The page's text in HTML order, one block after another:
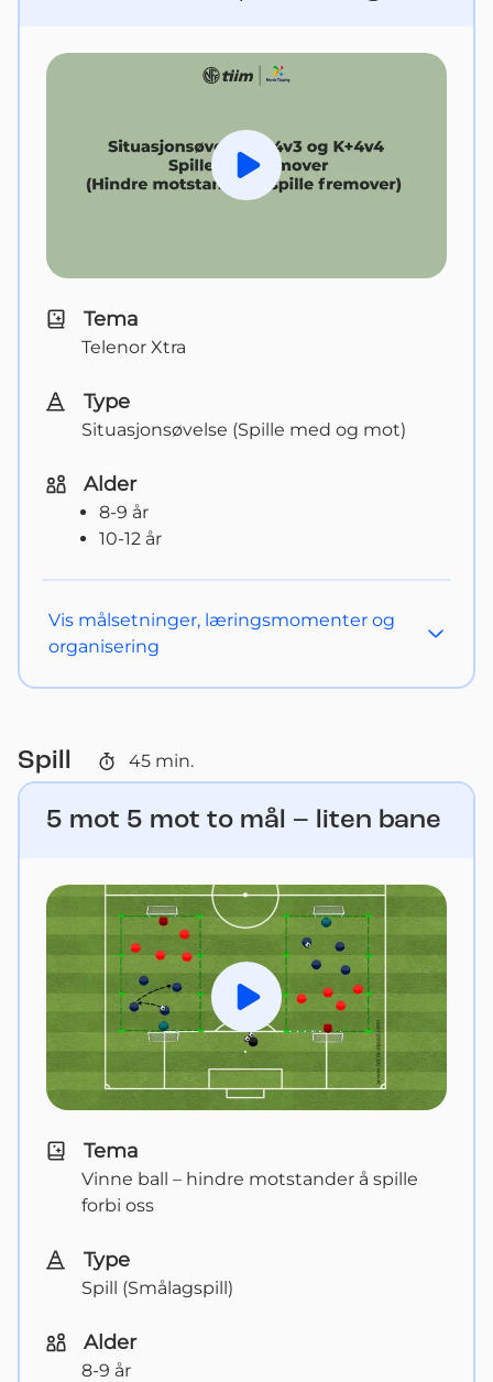
Spill av
Tema
Telenor Xtra
Type
Situasjonsøvelse (Spille med og mot)
Alder
8-9 år
10-12 år
Vis målsetninger, læringsmomenter og
organisering
Spill 45 min.
5 mot 5 mot to mål – liten bane
Spill av
Tema
Vinne ball – hindre motstander å spille
forbi oss
Type
Spill (Smålagspill)
Alder
8-9 år